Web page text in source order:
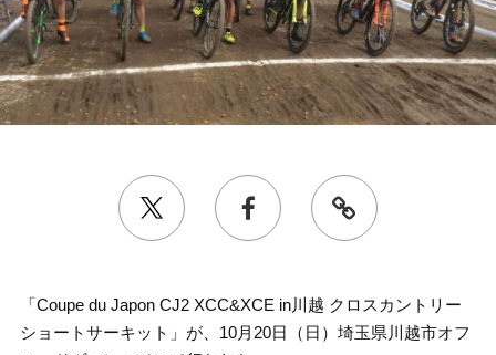
「Coupe du Japon CJ2 XCC&XCE in川越 クロスカントリー
ショートサーキット」が、10月20日（日）埼玉県川越市オフ